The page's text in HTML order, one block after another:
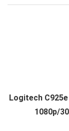
Logitech
1080p/